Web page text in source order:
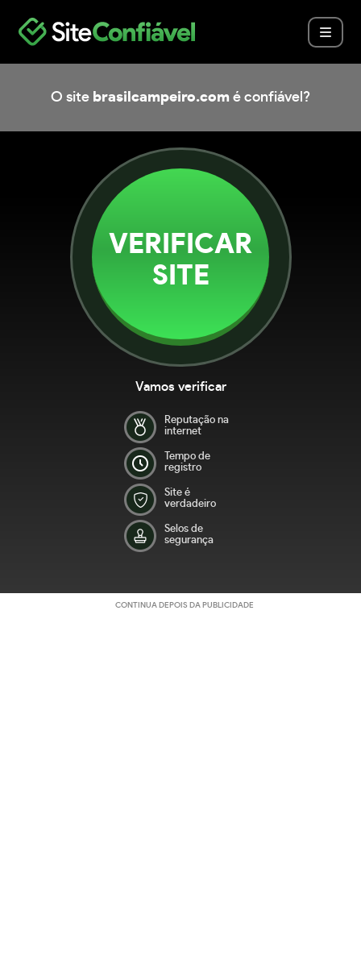
O site brasilcampeiro.com é confiável?
VERIFICAR
SITE
Vamos verificar
Reputação na
internet
Tempo de
registro
Site é
verdadeiro
Selos de
segurança
CONTINUA DEPOIS DA PUBLICIDADE